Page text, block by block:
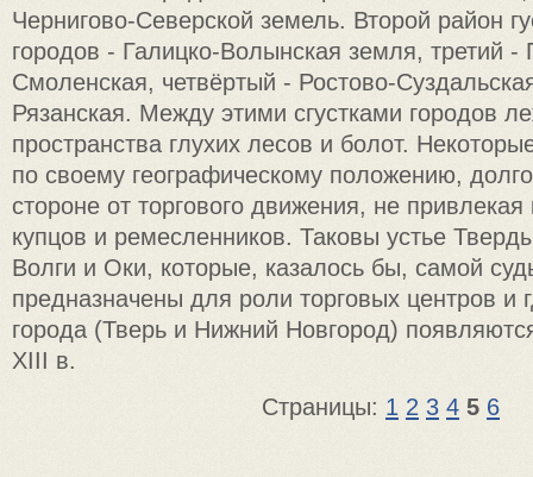
Чернигово-Северской земель. Второй район
городов - Галицко-Волынская земля, третий -
Смоленская, четвёртый - Ростово-
Рязанская. Между этими сгустками городов
пространства глухих лесов и болот.
по своему географическому положению,
стороне от торгового движения, не
купцов и ремесленников. Таковы устье
Волги и Оки, которые, казалось бы, самой
предназначены для роли торговых центров и
города (Тверь и Нижний Новгород)
XIII в.
Страницы: 1 2 3 4 5 6